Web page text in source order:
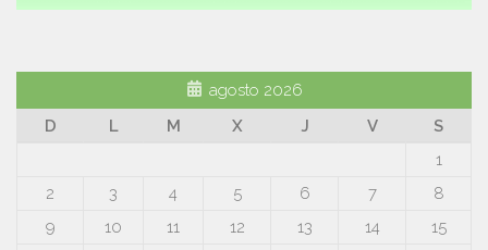
agosto 2026
D
L M X J V
S
1
2
3 4 5 6 7
8
9
10 11 12 13 14
15